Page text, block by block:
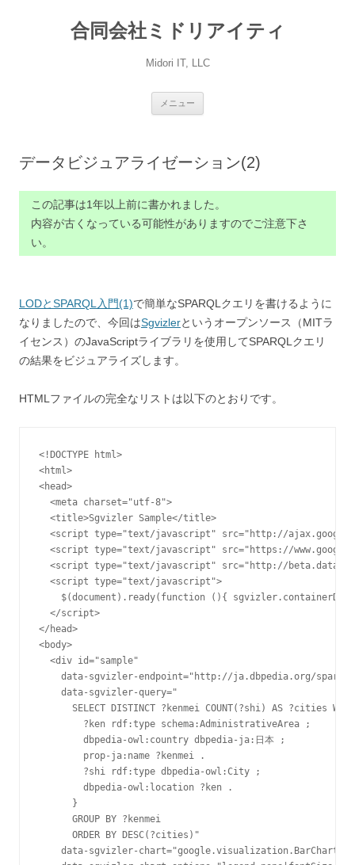
合同会社ミドリアイティ
Midori IT, LLC
メニュー
データビジュアライゼーション(2)
この記事は1年以上前に書かれました。
内容が古くなっている可能性がありますのでご注意下さ
い。
LODとSPARQL入門(1)で簡単なSPARQLクエリを書けるように
なりましたので、今回はSgvizlerというオープンソース（MITラ
イセンス）のJavaScriptライブラリを使用してSPARQLクエリ
の結果をビジュアライズします。
HTMLファイルの完全なリストは以下のとおりです。
<!DOCTYPE html>
<html>
<head>
  <meta charset="utf-8">
  <title>Sgvizler Sample</title>
<script type="text/javascript" src="http://
<script type="text/javascript" src="https://
<script type="text/javascript" src="http://
  <script type="text/javascript">
$(document).ready(function (){
  </script>
</head>
<body>
  <div id="sample"
    data-sgvizler-endpoint="http://ja.dbpedia.org/sparql"
    data-sgvizler-query="
SELECT DISTINCT ?kenmei COUNT(?shi) AS ?cities
        ?ken rdf:type schema:AdministrativeArea ;
        dbpedia-owl:country dbpedia-ja:日本 ;
        prop-ja:name ?kenmei .
        ?shi rdf:type dbpedia-owl:City ;
        dbpedia-owl:location ?ken .
      }
      GROUP BY ?kenmei
      ORDER BY DESC(?cities)"
    data-sgvizler-chart="google.visualization.BarChart"